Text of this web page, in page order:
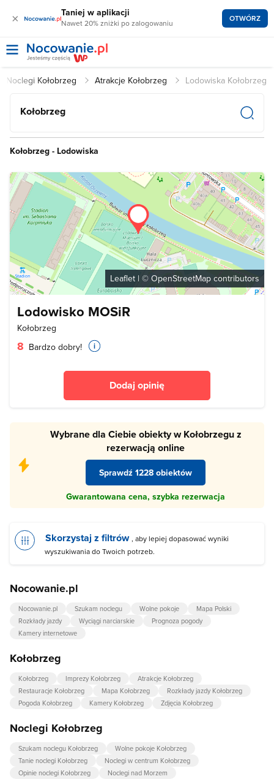
× Taniej w aplikacji
Nawet 20% zniżki po zalogowaniu OTWÓRZ
Noclegi Kołobrzeg Atrakcje Kołobrzeg Lodowiska Kołobrzeg
Kołobrzeg
Kołobrzeg - Lodowiska
Leaflet | © OpenStreetMap contributors
Lodowisko MOSiR
Kołobrzeg
8 Bardzo dobry!
Dodaj opinię
Wybrane dla Ciebie obiekty w Kołobrzegu z
rezerwacją online
Sprawdź 1228 obiektów
Gwarantowana cena, szybka rezerwacja
Skorzystaj z filtrów , aby lepiej dopasować wyniki
wyszukiwania do Twoich potrzeb.
Nocowanie.pl
Nocowanie.pl Szukam noclegu Wolne pokoje
Mapa Polski
Rozkłady jazdy
Wyciągi narciarskie
Prognoza pogody
Kamery internetowe
Kołobrzeg
Kołobrzeg Imprezy Kołobrzeg
Atrakcje Kołobrzeg
Restauracje Kołobrzeg
Mapa Kołobrzeg
Rozkłady jazdy Kołobrzeg
Pogoda Kołobrzeg
Kamery Kołobrzeg Zdjęcia Kołobrzeg
Noclegi Kołobrzeg
Szukam noclegu Kołobrzeg
Wolne pokoje Kołobrzeg
Tanie noclegi Kołobrzeg
Noclegi w centrum Kołobrzeg
Opinie noclegi Kołobrzeg
Noclegi nad Morzem